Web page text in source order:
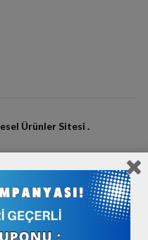
Ürünler Sitesi .